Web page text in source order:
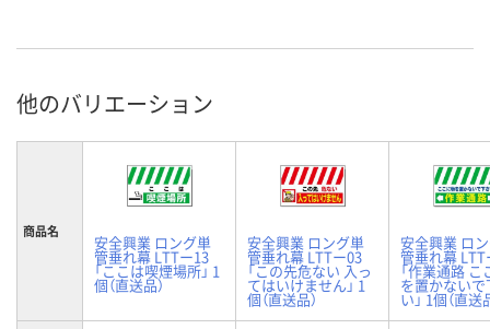
他のバリエーション
商品名
安全興業 ロング単
管垂れ幕 LTTー13
「ここは喫煙場所」 1
個（直送品）
安全興業 ロング単
管垂れ幕 LTTー03
「この先危ない 入っ
てはいけません」 1
個（直送品）
安全興業 ロ
管垂れ幕 LTT
「作業通路 こ
を置かないで
い」 1個（直送